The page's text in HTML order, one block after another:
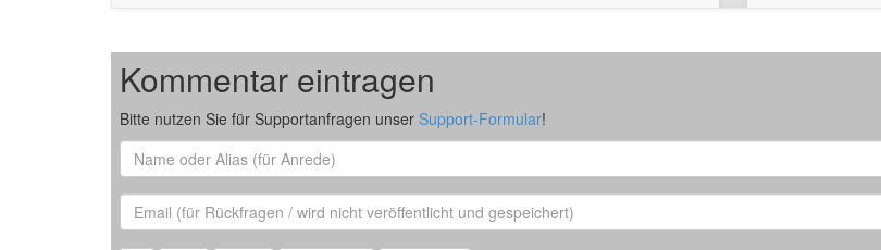
Kommentar eintragen
Bitte nutzen Sie für Supportanfragen unser Support-Formular!
Name
oder
Alias
Email
(für